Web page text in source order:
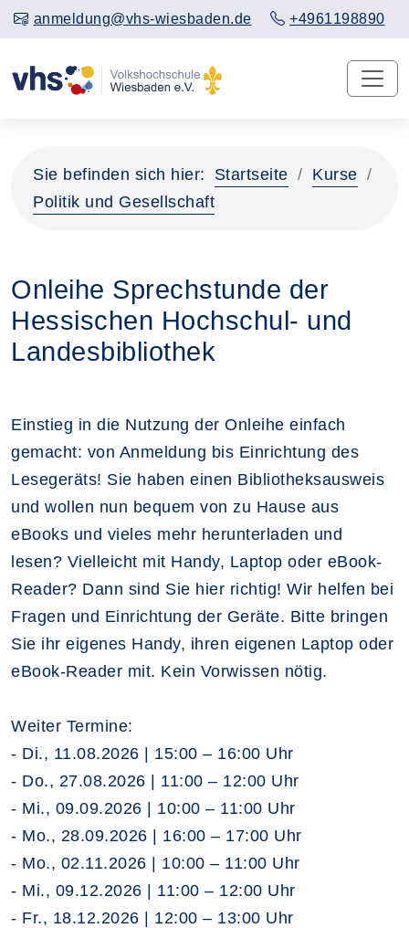
anmeldung@vhs-wiesbaden.de +4961198890
Sie befinden sich hier: Startseite
Kurse
Politik und Gesellschaft
Onleihe Sprechstunde der
Hessischen Hochschul- und
Landesbibliothek
Einstieg in die Nutzung der Onleihe einfach
gemacht: von Anmeldung bis Einrichtung des
Lesegeräts! Sie haben einen Bibliotheksausweis
und wollen nun bequem von zu Hause aus
eBooks und vieles mehr herunterladen und
lesen? Vielleicht mit Handy, Laptop oder eBook-
Reader? Dann sind Sie hier richtig! Wir helfen bei
Fragen und Einrichtung der Geräte. Bitte bringen
Sie ihr eigenes Handy, ihren eigenen Laptop oder
eBook-Reader mit. Kein Vorwissen nötig.
Weiter Termine:
- Di., 11.08.2026 | 15:00 – 16:00 Uhr
- Do., 27.08.2026 | 11:00 – 12:00 Uhr
- Mi., 09.09.2026 | 10:00 – 11:00 Uhr
- Mo., 28.09.2026 | 16:00 – 17:00 Uhr
- Mo., 02.11.2026 | 10:00 – 11:00 Uhr
- Mi., 09.12.2026 | 11:00 – 12:00 Uhr
- Fr., 18.12.2026 | 12:00 – 13:00 Uhr